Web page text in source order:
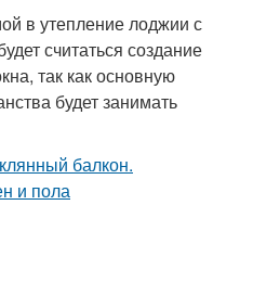
в утепление лоджии с
считаться создание
так как основную
будет занимать